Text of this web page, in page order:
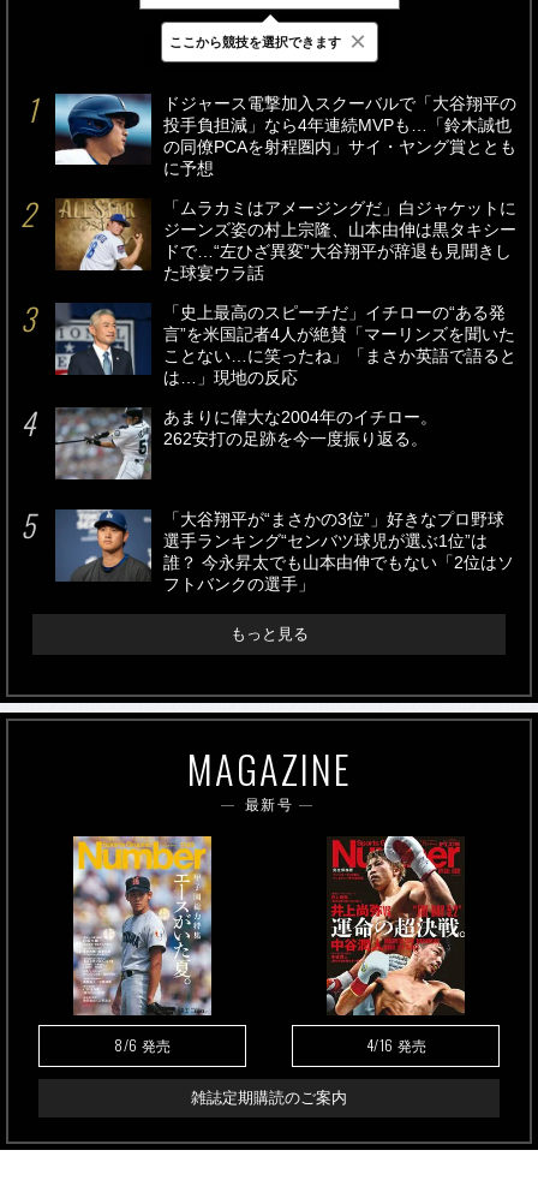
最新 24時間 週間
ドジャース電撃加入スクーバルで「大谷翔平の
投手負担減」なら4年連続MVPも…「鈴木誠也
の同僚PCAを射程圏内」サイ・ヤング賞ととも
に予想
「ムラカミはアメージングだ」白ジャケットに
ジーンズ姿の村上宗隆、山本由伸は黒タキシー
ドで…“左ひざ異変”大谷翔平が辞退も見聞きし
た球宴ウラ話
「史上最高のスピーチだ」イチローの“ある発
言”を米国記者4人が絶賛「マーリンズを聞いた
ことない…に笑ったね」「まさか英語で語ると
は…」現地の反応
あまりに偉大な2004年のイチロー。
262安打の足跡を今一度振り返る。
「大谷翔平が“まさかの3位”」好きなプロ野球
選手ランキング“センバツ球児が選ぶ1位”は
誰？ 今永昇太でも山本由伸でもない「2位はソ
フトバンクの選手」
もっと見る
MAGAZINE
最新号
8/6 発売 4/16 発売
雑誌定期購読のご案内
ここから競技を選択できます ×